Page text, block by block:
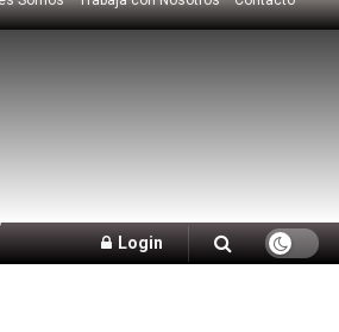
Login